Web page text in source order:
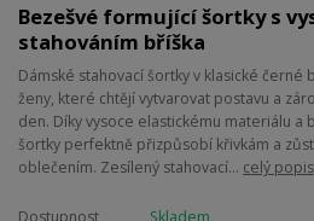
Bezešvé formující šortky s
stahováním bříška
Dámské stahovací šortky v klasické
ženy, které chtějí vytvarovat postavu a
den. Díky vysoce elastickému materiálu
šortky perfektně přizpůsobí křivkám a
oblečením. Zesílený stahovací... celý popis